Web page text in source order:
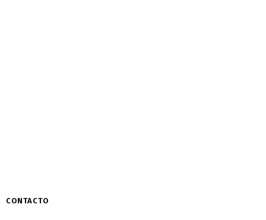
CONTACTO